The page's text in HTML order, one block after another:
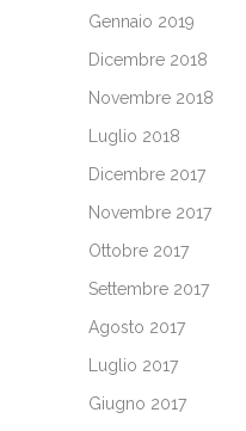
Gennaio 2019
Dicembre 2018
Novembre 2018
Luglio 2018
Dicembre 2017
Novembre 2017
Ottobre 2017
Settembre 2017
Agosto 2017
Luglio 2017
Giugno 2017